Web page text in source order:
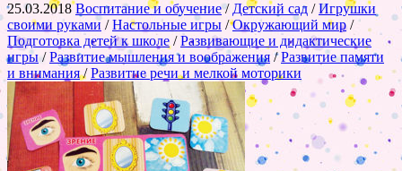
25.03.2018Воспитание и обучение/Детский сад /Игрушки
своими руками /Настольные игры /Окружающий мир/
Подготовка детей к школе/Развивающие и дидактические
игры/Развитие мышления и воображения /Развитие памяти
и внимания/Развитие речи и мелкой моторики